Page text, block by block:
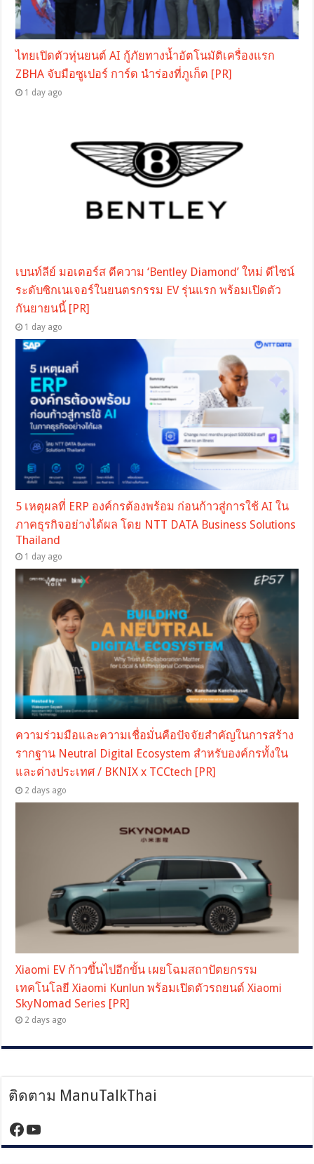
ไทยเปิดตัวหุ่นยนต์ AI กู้ภัยทางน้ำอัตโนมัติเครื่องแรก
ZBHA จับมือซูเปอร์ การ์ด นำร่องที่ภูเก็ต [PR]
1 day ago
เบนท์ลีย์ มอเตอร์ส ตีความ ‘Bentley Diamond’ ใหม่ ดีไซน์
ระดับซิกเนเจอร์ในยนตรกรรม EV รุ่นแรก พร้อมเปิดตัว
กันยายนนี้ [PR]
1 day ago
5 เหตุผลที่ ERP องค์กรต้องพร้อม ก่อนก้าวสู่การใช้ AI ใน
ภาคธุรกิจอย่างได้ผล โดย NTT DATA Business Solutions
Thailand
1 day ago
ความร่วมมือและความเชื่อมั่นคือปัจจัยสำคัญในการสร้าง
รากฐาน Neutral Digital Ecosystem สำหรับองค์กรทั้งใน
และต่างประเทศ / BKNIX x TCCtech [PR]
2 days ago
Xiaomi EV ก้าวขึ้นไปอีกขั้น เผยโฉมสถาปัตยกรรม
เทคโนโลยี Xiaomi Kunlun พร้อมเปิดตัวรถยนต์ Xiaomi
SkyNomad Series [PR]
2 days ago
ติดตาม ManuTalkThai
https://www.facebook.com/
YouTube